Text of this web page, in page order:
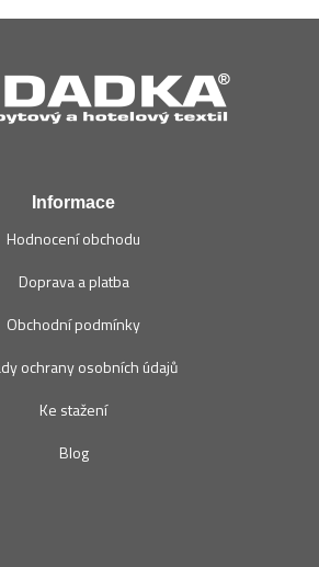
Informace
Hodnocení obchodu
Doprava a platba
Obchodní podmínky
ochrany osobních údajů
Ke stažení
Blog